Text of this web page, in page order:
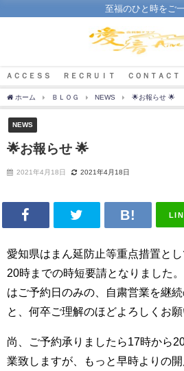
至福のひと時をご
ＡＣＣＥＳＳ ＲＥＣＲＵＩＴ ＣＯＮＴＡＣＴ
ホーム ＢＬＯＧ NEWS 🌟お報らせ 🌟
NEWS
🌟お報らせ 🌟
2021年4月18日 2021年4月18日
愛知県はまん延防止等重点措置と
20時までの時短要請となりました
はご予約日のみの、自粛営業を継
と、何卒ご理解のほどよろしくお願
尚、ご予約承りましたら17時から
業致しますが、もっと早時よりの